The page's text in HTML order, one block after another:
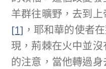
羊群往曠野，去到
[1] ，耶和華的使者
現，荊棘在火中並
的注意，當他轉過